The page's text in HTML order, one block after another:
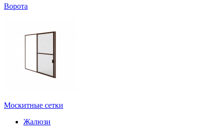
Ворота
Москитные сетки
Жалюзи